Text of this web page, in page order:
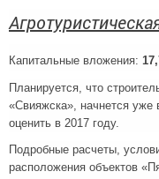
Капитальные вложения:
Планируется, что
«Свияжска», начнется уже
оценить в 2017 году.
Подробные расчеты,
расположения объектов